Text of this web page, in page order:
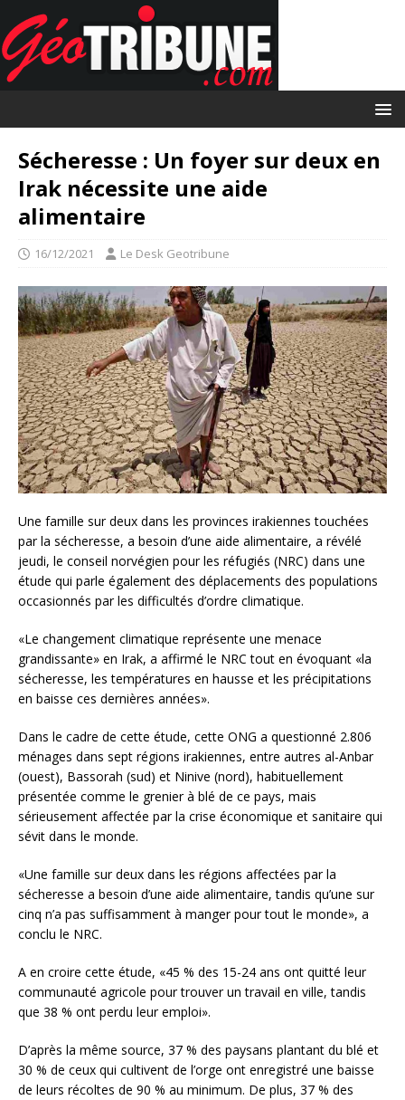
Sécheresse : Un foyer sur deux en
Irak nécessite une aide
alimentaire
16/12/2021 Le Desk Geotribune
Une famille sur deux dans les provinces irakiennes touchées
par la sécheresse, a besoin d’une aide alimentaire, a révélé
jeudi, le conseil norvégien pour les réfugiés (NRC) dans une
étude qui parle également des déplacements des populations
occasionnés par les difficultés d’ordre climatique.
«Le changement climatique représente une menace
grandissante» en Irak, a affirmé le NRC tout en évoquant «la
sécheresse, les températures en hausse et les précipitations
en baisse ces dernières années».
Dans le cadre de cette étude, cette ONG a questionné 2.806
ménages dans sept régions irakiennes, entre autres al-Anbar
(ouest), Bassorah (sud) et Ninive (nord), habituellement
présentée comme le grenier à blé de ce pays, mais
sérieusement affectée par la crise économique et sanitaire qui
sévit dans le monde.
«Une famille sur deux dans les régions affectées par la
sécheresse a besoin d’une aide alimentaire, tandis qu’une sur
cinq n’a pas suffisamment à manger pour tout le monde», a
conclu le NRC.
A en croire cette étude, «45 % des 15-24 ans ont quitté leur
communauté agricole pour trouver un travail en ville, tandis
que 38 % ont perdu leur emploi».
D’après la même source, 37 % des paysans plantant du blé et
30 % de ceux qui cultivent de l’orge ont enregistré une baisse
de leurs récoltes de 90 % au minimum. De plus, 37 % des